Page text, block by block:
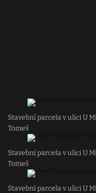
Stavební parcela v ulici U
Tomeš
Stavební parcela v ulici U
Tomeš
Stavební parcela v ulici U